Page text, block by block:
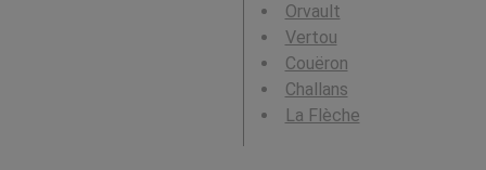
Orvault
Vertou
Couëron
Challans
La Flèche